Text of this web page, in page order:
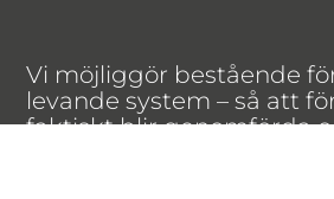
Vi möjliggör bestående
levande system – så att
faktiskt blir genomförda